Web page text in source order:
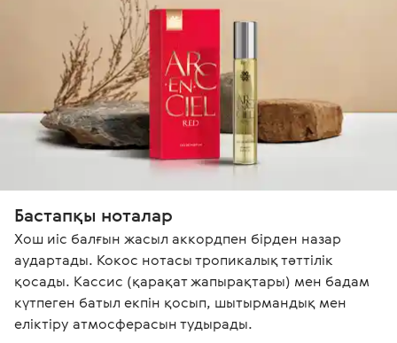
Бастапқы ноталар
Хош иіс балғын жасыл аккордпен бірден назар
аудартады. Кокос нотасы тропикалық тәттілік
қосады. Кассис (қарақат жапырақтары) мен бадам
күтпеген батыл екпін қосып, шытырмандық мен
еліктіру атмосферасын тудырады.